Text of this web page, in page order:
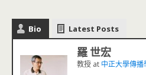
Bio Latest Posts
羅 世宏
教授 at 中正大學傳播